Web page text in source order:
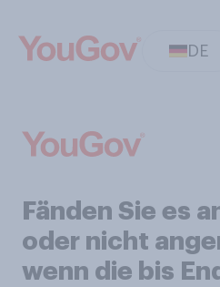
DE
Fänden Sie es
oder nicht
wenn die bis